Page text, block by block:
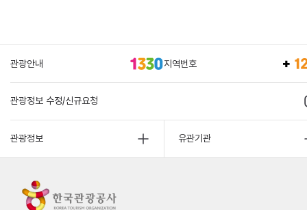
관광안내 지역번호
관광정보 수정/신규요청
관광정보 유관기관